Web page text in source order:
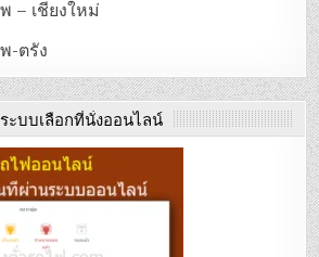
– เชียงใหม่
-ตรัง
ะบบเลือกที่นั่งออนไลน์